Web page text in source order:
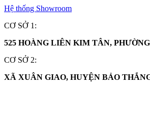
Hệ thống Showroom
CƠ SỞ 1:
525 HOÀNG LIÊN KIM TÂN,
CƠ SỞ 2:
XÃ XUÂN GIAO, HUYỆN BẢO